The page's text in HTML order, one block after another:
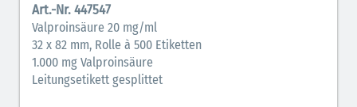
Verschiedene Medikamente (weiß)
Antikoagulantien (hellgrau/weiß mit schwarzem
Rahmen)
Art.-Nr. 447547
Valproinsäure 20 mg/ml
32 x 82 mm, Rolle à 500 Etiketten
1.000 mg Valproinsäure
Leitungsetikett gesplittet